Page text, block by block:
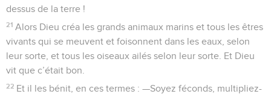
dessus de la terre !
21 Alors Dieu créa les grands animaux marins et tous les êtres
vivants qui se meuvent et foisonnent dans les eaux, selon
leur sorte, et tous les oiseaux ailés selon leur sorte. Et Dieu
vit que c’était bon.
22 Et il les bénit, en ces termes : —Soyez féconds, multipliez-